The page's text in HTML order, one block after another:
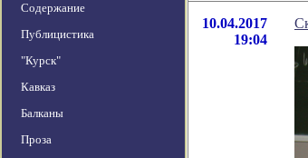
Содержание
Публицистика
"Курск"
Кавказ
Балканы
Проза
10.04.2017
19:04